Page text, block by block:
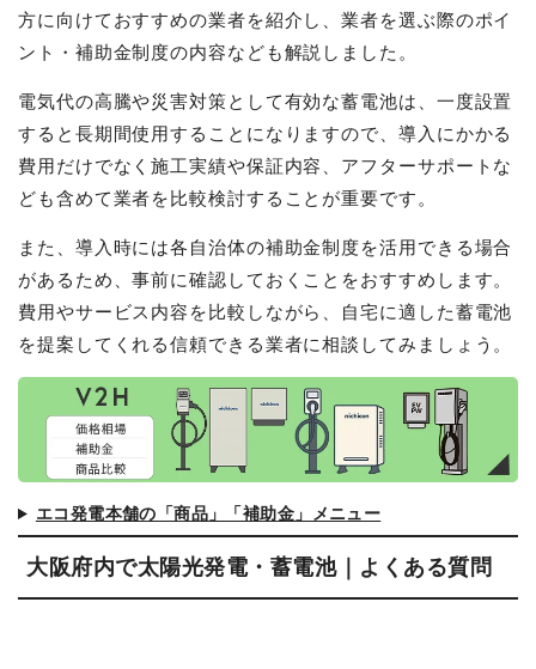
方に向けておすすめの業者を紹介し、業者を選ぶ際のポイ
ント・補助金制度の内容なども解説しました。
電気代の高騰や災害対策として有効な蓄電池は、一度設置
すると長期間使用することになりますので、導入にかかる
費用だけでなく施工実績や保証内容、アフターサポートな
ども含めて業者を比較検討することが重要です。
また、導入時には各自治体の補助金制度を活用できる場合
があるため、事前に確認しておくことをおすすめします。
費用やサービス内容を比較しながら、自宅に適した蓄電池
を提案してくれる信頼できる業者に相談してみましょう。
エコ発電本舗の「商品」「補助金」メニュー
大阪府内で太陽光発電・蓄電池｜よくある質問